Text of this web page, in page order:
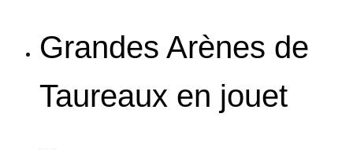
Grandes Arènes de
Taureaux en jouet